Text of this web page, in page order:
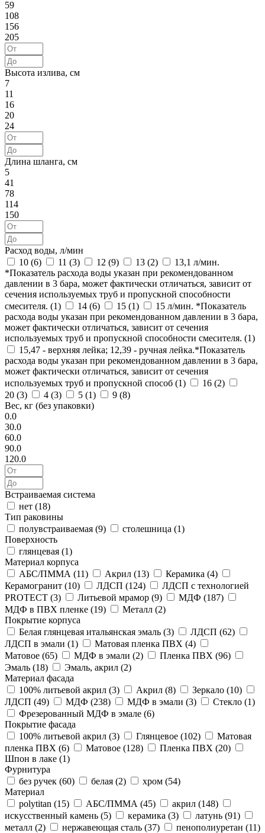
59
108
156
205
Высота излива, см
7
11
16
20
24
Длина шланга, см
5
41
78
114
150
Расход воды, л/мин
10 (6) 11 (3) 12 (9) 13 (2)
13,1 л/мин.
*Показатель расхода воды указан при рекомендованном
давлении в 3 бара, может фактически отличаться, зависит от
сечения используемых труб и пропускной способности
смесителя. (1) 14 (6) 15 (1)
15 л/мин. *Показатель
расхода воды указан при рекомендованном давлении в 3 бара,
может фактически отличаться, зависит от сечения
используемых труб и пропускной способности смесителя. (1)
15,47 - верхняя лейка; 12,39 - ручная лейка.*Показатель
расхода воды указан при рекомендованном давлении в 3 бара,
может фактически отличаться, зависит от сечения
используемых труб и пропускной способ (1) 16 (2)
20 (3) 4 (3) 5 (1) 9 (8)
Вес, кг (без упаковки)
0.0
30.0
60.0
90.0
120.0
Встраиваемая система
нет (18)
Тип раковины
полувстраиваемая (9) столешница (1)
Поверхность
глянцевая (1)
Материал корпуса
АБС/ПММА (11) Акрил (13) Керамика (4)
Керамогранит (10) ЛДСП (124)
ЛДСП с технологией
PROTECT (3) Литьевой мрамор (9) МДФ (187)
МДФ в ПВХ пленке (19) Металл (2)
Покрытие корпуса
Белая глянцевая итальянская эмаль (3) ЛДСП (62)
ЛДСП в эмали (1) Матовая пленка ПВХ (4)
Матовое (65) МДФ в эмали (2) Пленка ПВХ (96)
Эмаль (18) Эмаль, акрил (2)
Материал фасада
100% литьевой акрил (3) Акрил (8) Зеркало (10)
ЛДСП (49) МДФ (238) МДФ в эмали (3) Стекло (1)
Фрезерованный МДФ в эмале (6)
Покрытие фасада
100% литьевой акрил (3) Глянцевое (102)
Матовая
пленка ПВХ (6) Матовое (128) Пленка ПВХ (20)
Шпон в лаке (1)
Фурнитура
без ручек (60) белая (2) хром (54)
Материал
polytitan (15) АБС/ПММА (45) акрил (148)
искусственный камень (5) керамика (3) латунь (91)
металл (2) нержавеющая сталь (37) пенополиуретан (11)